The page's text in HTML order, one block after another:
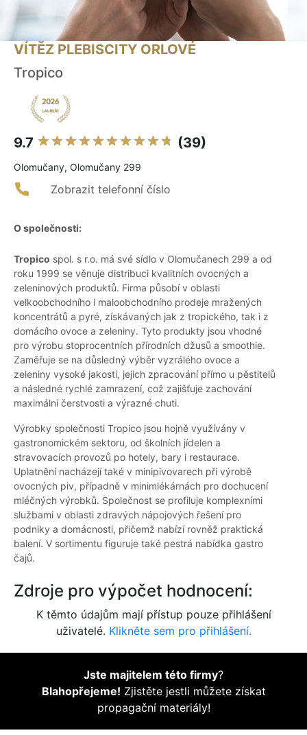
VÍTĚZ PLEBISCITY ORLOVÉ
Tropico
9.7 (39)
Olomučany, Olomučany 299
Zobrazit telefonní číslo
O společnosti:
Tropico spol. s r.o. má své sídlo v Olomučanech 299 a od
roku 1999 se věnuje distribuci kvalitních ovocných a
zeleninových produktů. Firma působí v oblasti
velkoobchodního i maloobchodního prodeje mražených
koncentrátů a pyré, získávaných jak z tropického, tak i z
domácího ovoce a zeleniny. Tyto produkty jsou vhodné
pro výrobu stoprocentních přírodních džusů a smoothie.
Zaměřuje se na důsledný výběr vyzrálého ovoce a
zeleniny vysoké jakosti, jejich zpracování přímo u pěstitelů
a následné rychlé zamrazení, což zajišťuje zachování
maximální čerstvosti a výrazné chuti.
Výrobky společnosti Tropico jsou hojně využívány v
gastronomickém sektoru, od školních jídelen a
stravovacích provozů po hotely, bary i restaurace.
Uplatnění nacházejí také v minipivovarech při výrobě
ovocných piv, případně v minimlékárnách pro dochucení
mléčných výrobků. Společnost se profiluje komplexními
službami v oblasti zdravých nápojových řešení pro
podniky a domácnosti, přičemž nabízí rovněž praktická
balení. V sortimentu figuruje také pestrá nabídka gastro
čajů.
Zdroje pro výpočet hodnocení:
K těmto údajům mají přístup pouze přihlášení
uživatelé. Klikněte sem pro přihlášení.
Jste majitelem této firmy?
Blahopřejeme! Zjistěte jestli můžete získat
propagační materiály!